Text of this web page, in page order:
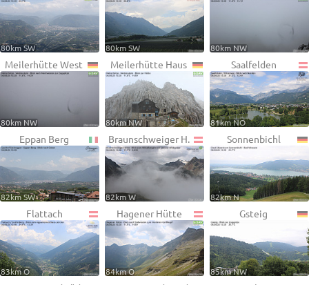
80km SW 80km SW 80km NW
Meilerhütte West
80km NW
Meilerhütte Haus
80km NW
Saalfelden
81km NO
Eppan Berg
82km SW
Braunschweiger H.
82km W
Sonnenbichl
82km N
Flattach
83km O
Hagener Hütte
84km O
Gsteig
85km NW